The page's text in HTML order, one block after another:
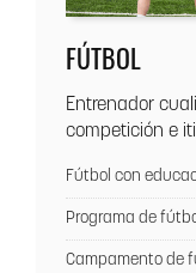
FÚTBOL
Entrenador
competición e
Fútbol con
Programa de
Campamento de